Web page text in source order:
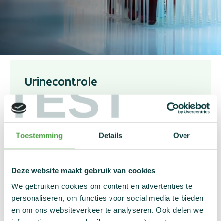
TEST
Toestemming Details Over
Deze website maakt gebruik van cookies
We gebruiken cookies om content en advertenties te
personaliseren, om functies voor social media te bieden
en om ons websiteverkeer te analyseren. Ook delen we
Urinecontrole
Een urinecontrole is de standaardcontrole. Sporters
leveren een urinestaal af dat vervolgens verdeeld
staal voor een mogelijke tegenanalyse.